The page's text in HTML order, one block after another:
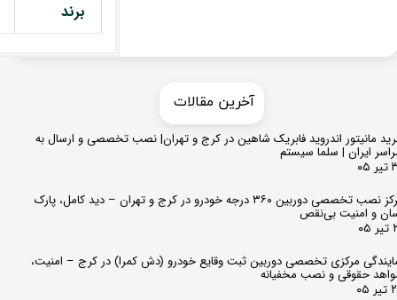
برند
مانیتور اندروید فابریک شاهین در کرج و تهران| نصب تخصصی و ارسال به
ایران | سلما سیستم
مرکز نصب تخصصی دوربین ۳۶۰ درجه خودرو در کرج و تهران – دید کامل، پارک
و امنیت بی‌نقص
مرکزی تخصصی دوربین ثبت وقایع خودرو (دش کمرا) در کرج – امنیت،
حقوقی و نصب مخفیانه
​​آخرین مقالات